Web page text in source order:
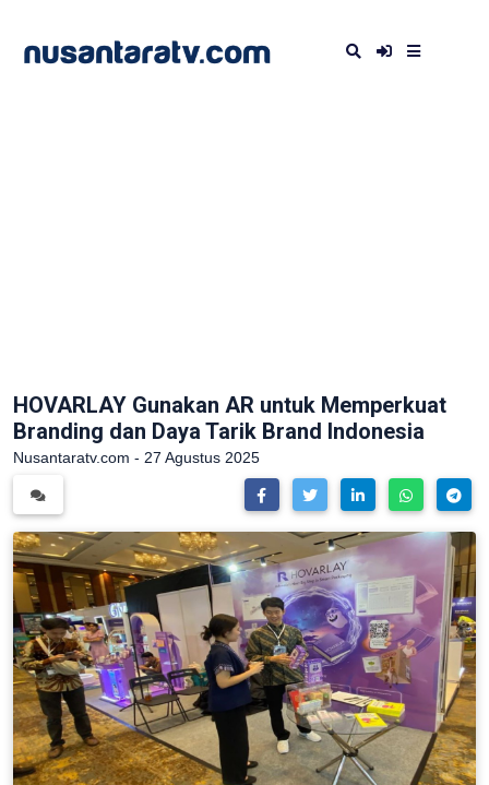
HOVARLAY Gunakan AR untuk Memperkuat
Branding dan Daya Tarik Brand Indonesia
Nusantaratv.com - 27 Agustus 2025